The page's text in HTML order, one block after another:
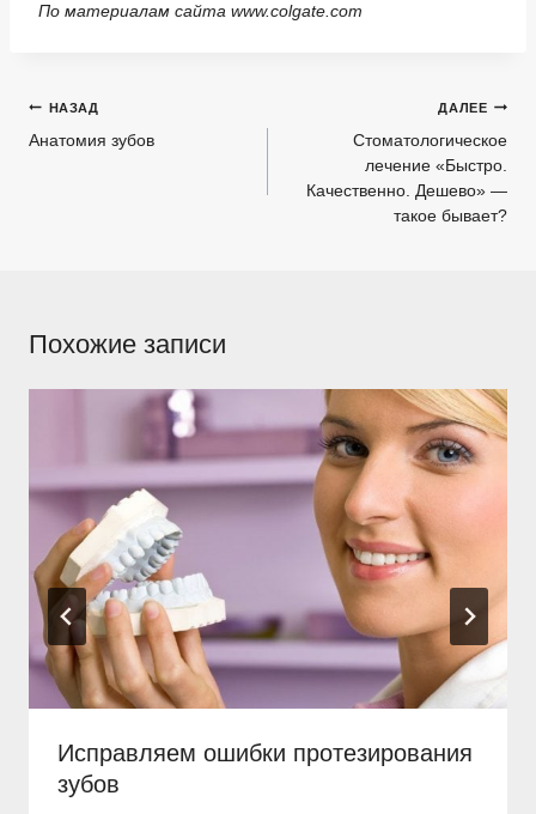
По материалам сайта www.colgate.com
Навигация
по
НАЗАД
Анатомия зубов
ДАЛЕЕ
Стоматологическое
лечение «Быстро.
Качественно. Дешево» —
такое бывает?
Похожие записи
Исправляем ошибки протезирования
зубов